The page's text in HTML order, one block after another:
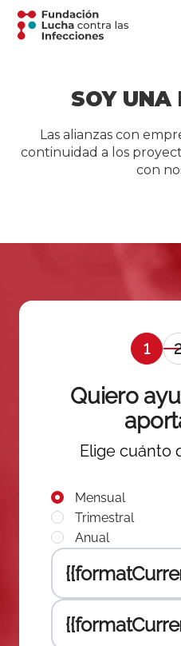
SOY UNA
Las alianzas con
continuidad a los
con